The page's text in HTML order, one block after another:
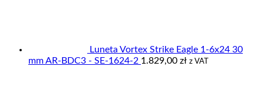
Luneta Vortex Strike Eagle 1-6x24 30
mm AR-BDC3 - SE-1624-2 1.829,00 zł z VAT